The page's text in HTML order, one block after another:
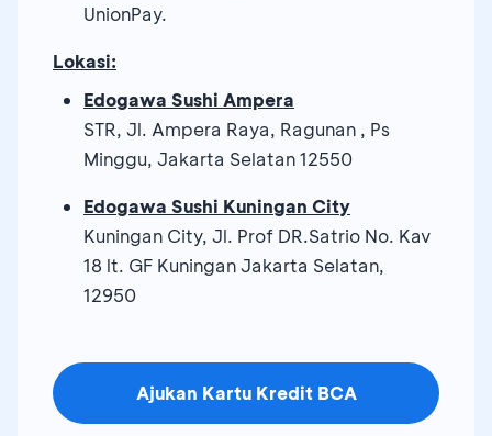
UnionPay.
Lokasi:
Edogawa Sushi Ampera
STR, Jl. Ampera Raya, Ragunan , Ps
Minggu, Jakarta Selatan 12550
Edogawa Sushi Kuningan City
Kuningan City, Jl. Prof DR.Satrio No. Kav
18 lt. GF Kuningan Jakarta Selatan,
12950
Ajukan Kartu Kredit BCA